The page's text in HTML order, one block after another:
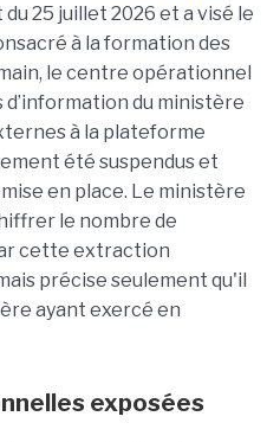
du 25 juillet 2026 et a visé le
à la formation des
le centre opérationnel
du ministère
à la plateforme
été suspendus et
en place. Le ministère
le nombre de
cette extraction
précise seulement qu'il
ayant exercé en
exposées